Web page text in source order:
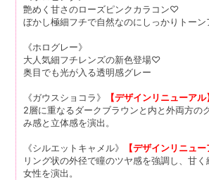
艶めく甘さのローズピンクカラコン♡
ぼかし極細フチで自然なのにしっかりトーン
《ホログレー》
大人気細フチレンズの新色登場♡
奥目でも光が入る透明感グレー
《ガウスショコラ》
【デザインリニューアル】
2層に重なるダークブラウンと内と外両方の
み感と立体感を演出。
《シルエットキャメル》
【デザインリニュー
リング状の外径で瞳のツヤ感を強調し、甘
女性を演出。